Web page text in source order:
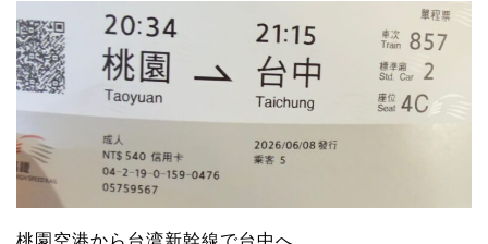
桃園空港から台湾新幹線で台中へ